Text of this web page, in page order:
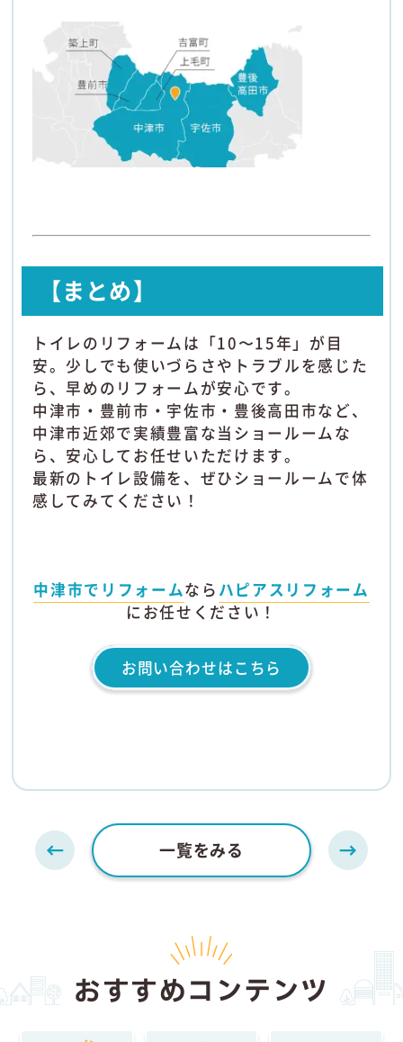
【まとめ】
トイレのリフォームは「10〜15年」が目
安。少しでも使いづらさやトラブルを感じた
ら、早めのリフォームが安心です。
中津市・豊前市・宇佐市・豊後高田市など、
中津市近郊で実績豊富な当ショールームな
ら、安心してお任せいただけます。
最新のトイレ設備を、ぜひショールームで体
感してみてください！
中津市でリフォームなら ハピアスリフォーム
にお任せください！
お問い合わせはこちら
一覧をみる
おすすめコンテンツ